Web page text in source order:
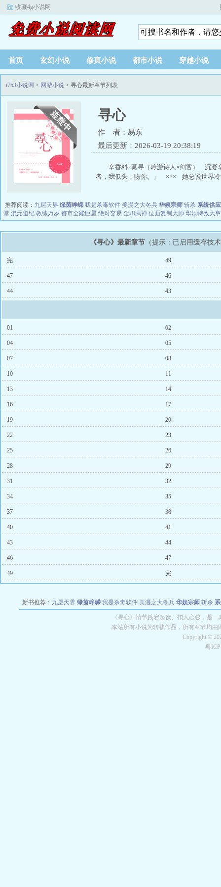
收藏4g小说网
首页 玄幻小说 修真小说 都市小说 穿越小说
t7b3小说网 > 网游小说 > 寻心最新章节列表
寻心
作 者：易东
最后更新：2026-03-19 20:38:19
辛香料×莫寻（吟游诗人×剑客） 沉
者，我低头，吻你。」 ××× 她总说世界
推荐阅读： 九层天界 绿茵峥嵘 我是杀毒软件 美漫之大冬兵 华娱宗师 斩杀 系统供
堂 混元道纪 教练万岁 都市全能巨星 绝对交易 全职武神 位面复制大师 华娱特效大亨
《寻心》最新章节 （提示：已启用缓存技
完 49
47 46
44 43
01 02
04 05
07 08
10 11
13 14
16 17
19 20
22 23
25 26
28 29
31 32
34 35
37 38
40 41
43 44
46 47
49 完
新书推荐： 九层天界 绿茵峥嵘 我是杀毒软件 美漫之大冬兵 华娱宗师 斩杀
都市全能巨星 绝对交易 全职武神 位面复
《寻心》情节跌宕起伏、扣人心弦，是
本站所有小说为转载作品，所有章节均
Copyright ©
粤